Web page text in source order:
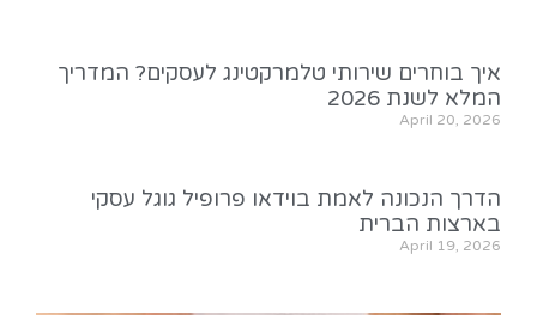
איך בוחרים שירותי טלמרקטינג לעסקים? המדריך
המלא לשנת 2026
April 20, 2026
הדרך הנכונה לאמת בוידאו פרופיל גוגל עסקי
בארצות הברית
April 19, 2026